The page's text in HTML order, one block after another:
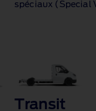
spéciaux (Special
Transit